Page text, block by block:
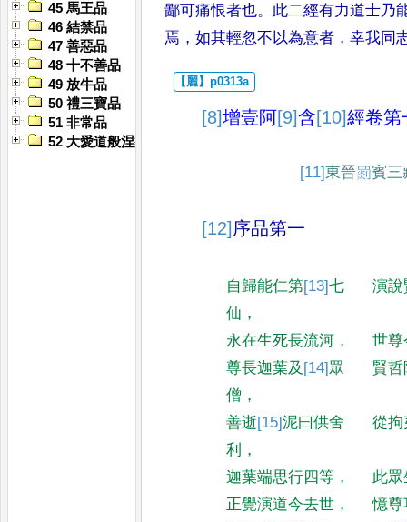
45 馬王品
46 結禁品
47 善惡品
48 十不善品
49 放牛品
50 禮三寶品
51 非常品
52 大愛道般涅槃品
鄙可痛恨者也。 此二經有力道士乃
焉 ，如其輕忽不以為意者 ，幸我 同
[8]增壹阿[9]含[10]經卷第
[11]東晉𦋺賓三
[12] 序品第一
自歸能仁第[13]七
仙 ，
演說
永在生死長流河 ，
世尊
尊長迦葉及 [14] 眾
僧 ，
賢
善逝[15]泥曰供舍
利 ，
從拘
迦葉端思行四等 ，
此
正覺演道今去世 ，
憶尊